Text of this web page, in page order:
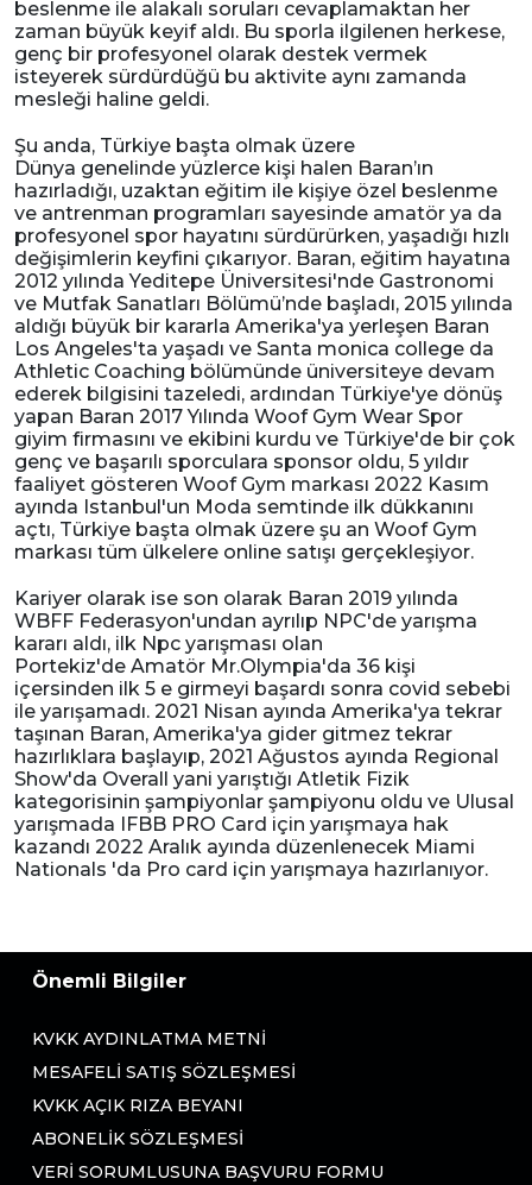
beslenme ile alakalı soruları cevaplamaktan her
zaman büyük keyif aldı. Bu sporla ilgilenen herkese,
genç bir profesyonel olarak destek vermek
isteyerek sürdürdüğü bu aktivite aynı zamanda
mesleği haline geldi.
Şu anda, Türkiye başta olmak üzere
Dünya genelinde yüzlerce kişi halen Baran’ın
hazırladığı, uzaktan eğitim ile kişiye özel beslenme
ve antrenman programları sayesinde amatör ya da
profesyonel spor hayatını sürdürürken, yaşadığı hızlı
değişimlerin keyfini çıkarıyor. Baran, eğitim hayatına
2012 yılında Yeditepe Üniversitesi'nde Gastronomi
ve Mutfak Sanatları Bölümü’nde başladı, 2015 yılında
aldığı büyük bir kararla Amerika'ya yerleşen Baran
Los Angeles'ta yaşadı ve Santa monica college da
Athletic Coaching bölümünde üniversiteye devam
ederek bilgisini tazeledi, ardından Türkiye'ye dönüş
yapan Baran 2017 Yılında Woof Gym Wear Spor
giyim firmasını ve ekibini kurdu ve Türkiye'de bir çok
genç ve başarılı sporculara sponsor oldu, 5 yıldır
faaliyet gösteren Woof Gym markası 2022 Kasım
ayında Istanbul'un Moda semtinde ilk dükkanını
açtı, Türkiye başta olmak üzere şu an Woof Gym
markası tüm ülkelere online satışı gerçekleşiyor.
Kariyer olarak ise son olarak Baran 2019 yılında
WBFF Federasyon'undan ayrılıp NPC'de yarışma
kararı aldı, ilk Npc yarışması olan
Portekiz'de Amatör Mr.Olympia'da 36 kişi
içersinden ilk 5 e girmeyi başardı sonra covid sebebi
ile yarışamadı. 2021 Nisan ayında Amerika'ya tekrar
taşınan Baran, Amerika'ya gider gitmez tekrar
hazırlıklara başlayıp, 2021 Ağustos ayında Regional
Show'da Overall yani yarıştığı Atletik Fizik
kategorisinin şampiyonlar şampiyonu oldu ve Ulusal
yarışmada IFBB PRO Card için yarışmaya hak
kazandı 2022 Aralık ayında düzenlenecek Miami
Nationals 'da Pro card için yarışmaya hazırlanıyor.
Önemli Bilgiler
KVKK AYDINLATMA METNI
MESAFELI SATIŞ SÖZLEŞMESI
KVKK AÇIK RIZA BEYANI
ABONELIK SÖZLEŞMESI
VERI SORUMLUSUNA BAŞVURU FORMU